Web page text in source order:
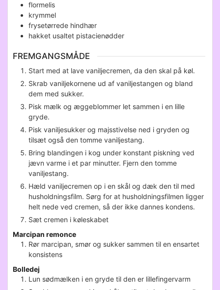
flormelis
krymmel
frysetørrede hindhær
hakket usaltet pistacienødder
FREMGANGSMÅDE
Start med at lave vaniljecremen, da den skal på køl.
Skrab vaniljekornene ud af vaniljestangen og bland
dem med sukker.
Pisk mælk og æggeblommer let sammen i en lille
gryde.
Pisk vaniljesukker og majsstivelse ned i gryden og
tilsæt også den tomme vaniljestang.
Bring blandingen i kog under konstant piskning ved
jævn varme i et par minutter. Fjern den tomme
vaniljestang.
Hæld vaniljecremen op i en skål og dæk den til med
husholdningsfilm. Sørg for at husholdningsfilmen ligger
helt nede ved cremen, så der ikke dannes kondens.
Sæt cremen i køleskabet
Marcipan remonce
Rør marcipan, smør og sukker sammen til en ensartet
konsistens
Bolledej
Lun sødmælken i en gryde til den er lillefingervarm